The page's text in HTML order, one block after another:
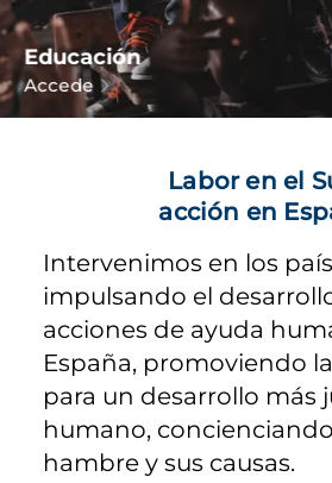
Educación
Accede
Labor en el
acción en
Intervenimos en los
impulsando el
acciones de ayuda
España, promoviendo
para un desarrollo más
humano,
hambre y sus causas.